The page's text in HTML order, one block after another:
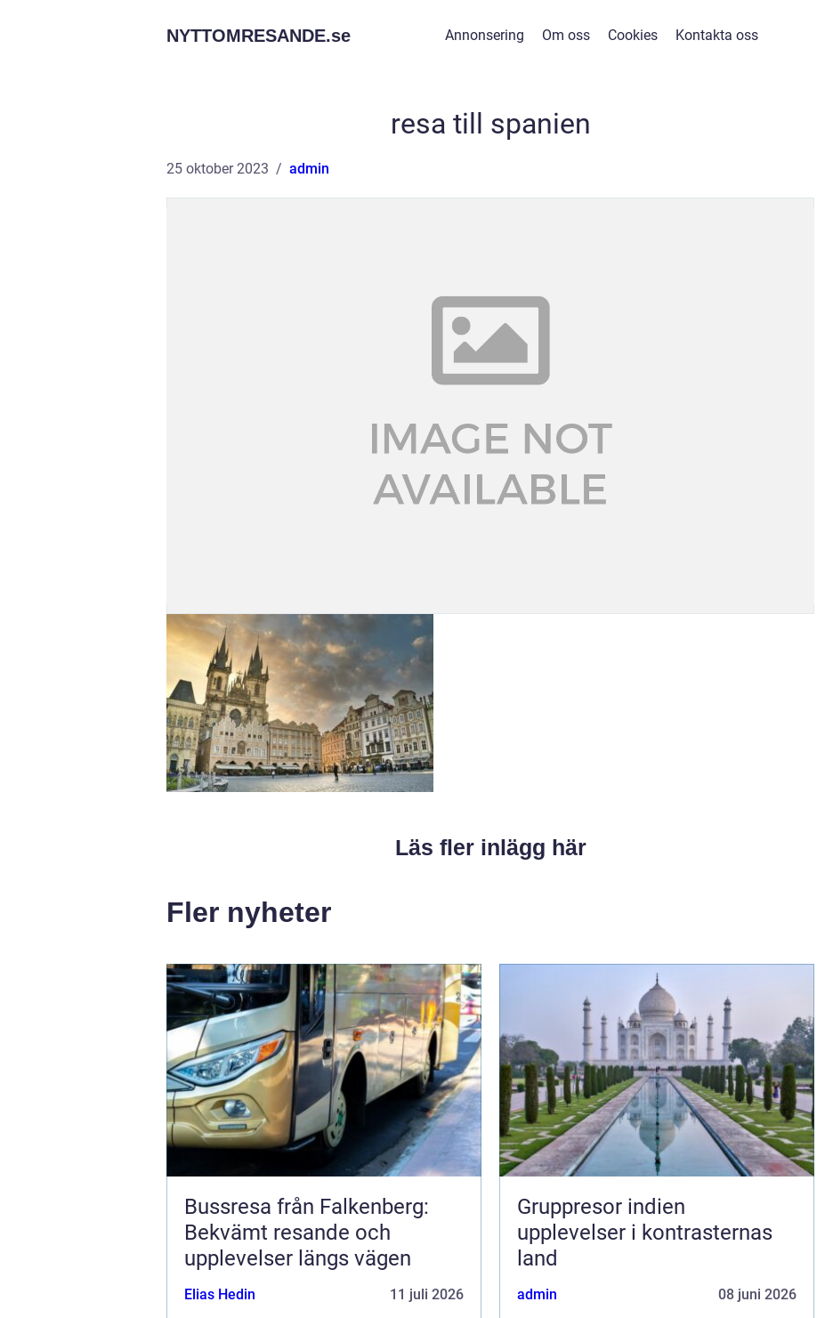
NYTTOMRESANDE.se Annonsering Om oss Cookies Kontakta oss
resa till spanien
25 oktober 2023 admin
Läs fler inlägg här
Fler nyheter
Bussresa från Falkenberg:
Bekvämt resande och
upplevelser längs vägen
Elias Hedin 11 juli 2026
Gruppresor indien
upplevelser i kontrasternas
land
admin 08 juni 2026